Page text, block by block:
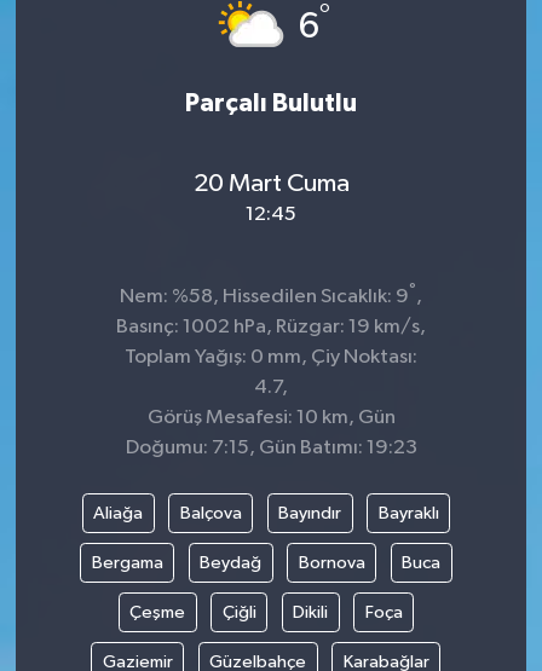
6°
Parçalı Bulutlu
20 Mart Cuma
12:45
Nem: %58, Hissedilen Sıcaklık: 9° ,
Basınç: 1002 hPa, Rüzgar: 19 km/s,
Toplam Yağış: 0 mm, Çiy Noktası:
4.7,
Görüş Mesafesi: 10 km, Gün
Doğumu: 7:15, Gün Batımı: 19:23
Aliağa Balçova Bayındır Bayraklı
Bergama Beydağ Bornova Buca
Çeşme Çiğli Dikili Foça
Gaziemir Güzelbahçe Karabağlar